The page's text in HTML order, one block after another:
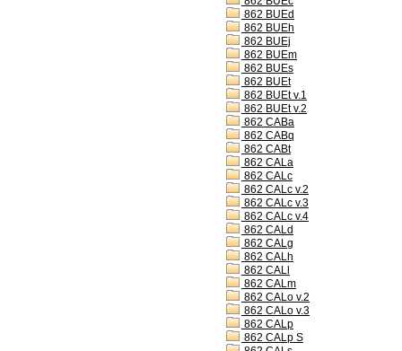
862 BUEd
862 BUEh
862 BUEj
862 BUEm
862 BUEs
862 BUEt
862 BUEt v.1
862 BUEt v.2
862 CABa
862 CABq
862 CABt
862 CALa
862 CALc
862 CALc v.2
862 CALc v.3
862 CALc v.4
862 CALd
862 CALg
862 CALh
862 CALl
862 CALm
862 CALo v.2
862 CALo v.3
862 CALp
862 CALp S